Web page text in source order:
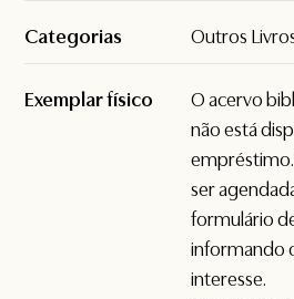
Categorias Outros
Exemplar físico
O acervo
não está
ser
formulário
informando
interesse.